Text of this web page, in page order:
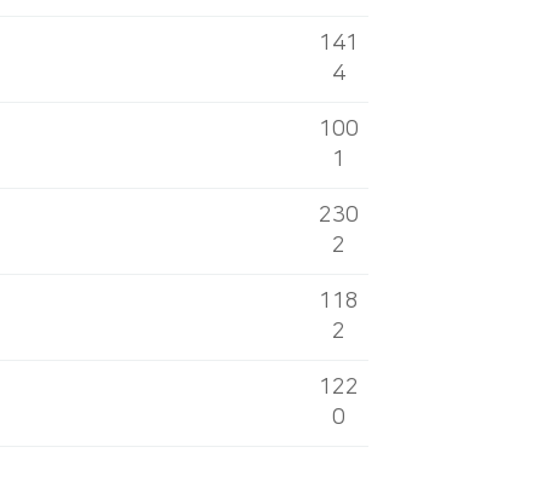
141
4
100
1
230
2
118
2
122
0